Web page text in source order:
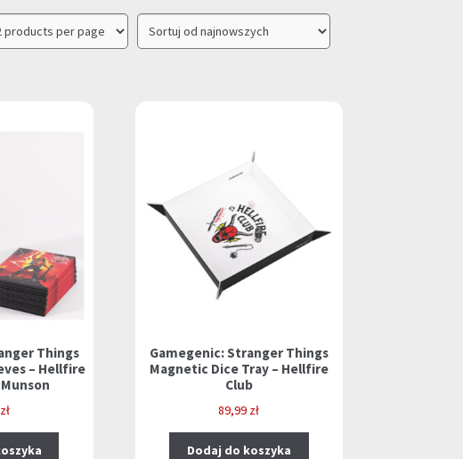
Things
– Hellfire
zł
Gamegenic: Stranger Things
Magnetic Dice Tray – Hellfire
Club
89,99 zł
Dodaj do koszyka